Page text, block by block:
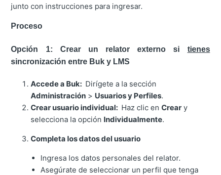
junto con instrucciones para ingresar.
Proceso
Opción 1: Crear un relator externo si tienes
sincronización entre Buk y LMS
Accede a Buk: Dirígete a la sección
Administración > Usuarios y Perfiles.
Crear usuario individual: Haz clic enCrear y
selecciona la opción Individualmente.
Completa los datos del usuario
Ingresa los datos personales del relator.
Asegúrate de seleccionar un perfil que tenga